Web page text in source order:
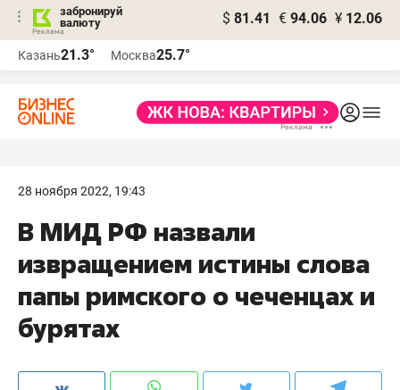
забронируй
валюту
$ 81.41 € 94.06 ¥ 12.06
Казань21.3° Москва25.7°
28 ноября 2022, 19:43
В МИД РФ назвали
извращением истины слова
папы римского о чеченцах и
бурятах